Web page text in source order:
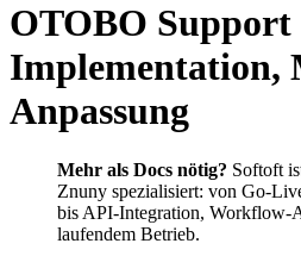
OTOBO
Implementation,
Anpassung
Mehr als Docs nötig? Softoft
Znuny spezialisiert: von Go-
bis API-Integration, Workflow-
laufendem Betrieb.